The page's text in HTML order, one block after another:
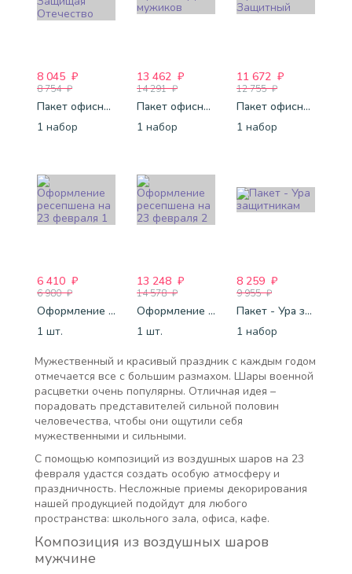
8 045 ₽
8 754 ₽
Пакет офисный Защищая Отечество
1 набор
13 462 ₽
14 291 ₽
Пакет офисный Для мужиков
1 набор
11 672 ₽
12 755 ₽
Пакет офисный - Защитный
1 набор
6 410 ₽
6 980 ₽
Оформление ресепшена на 23 февраля 1
1 шт.
13 248 ₽
14 578 ₽
Оформление ресепшена на 23 февраля 2
1 шт.
8 259 ₽
9 955 ₽
Пакет - Ура защитникам
1 набор
Мужественный и красивый праздник с каждым годом
отмечается все с большим размахом. Шары военной
расцветки очень популярны. Отличная идея –
порадовать представителей сильной половин
человечества, чтобы они ощутили себя
мужественными и сильными.
С помощью композиций из воздушных шаров на 23
февраля удастся создать особую атмосферу и
праздничность. Несложные приемы декорирования
нашей продукцией подойдут для любого
пространства: школьного зала, офиса, кафе.
Композиция из воздушных шаров
мужчине